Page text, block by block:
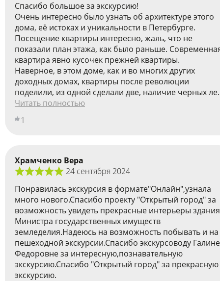
Спасибо большое за экскурсию!
Очень интересно было узнать об архитектуре этого
дома, её истоках и уникальности в Петербурге.
Посещение квартиры интересно, жаль, что не
показали план этажа, как было раньше.
квартира явно кусочек прежней квартиры.
Наверное, в этом доме, как и во многих других
доходных домах, квартиры после революции
поделили, из одной сделали две, наличие черных
Читать полностью
1
Храмченко Вера
24 сентября 2024
Понравилась экскурсия в формате"Онлайн",узнала
много нового.Спасибо проекту "Открытый город" за
возможность увидеть прекрасные интерьеры здания
Министра государственных имуществ
земледелия.Надеюсь на возможность побывать и на
пешеходной экскурсии.Спасибо экскурсоводу Галине
Федоровне за интересную,познавательную
экскурсию.Спасибо "Открытый город" за прекрасную
экскурсию.